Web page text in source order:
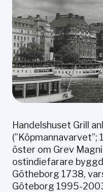
Handelshuset Grill
(”Köpmannavarvet”;
öster om Grev
ostindiefarare
Götheborg 1738,
Göteborg 1995-